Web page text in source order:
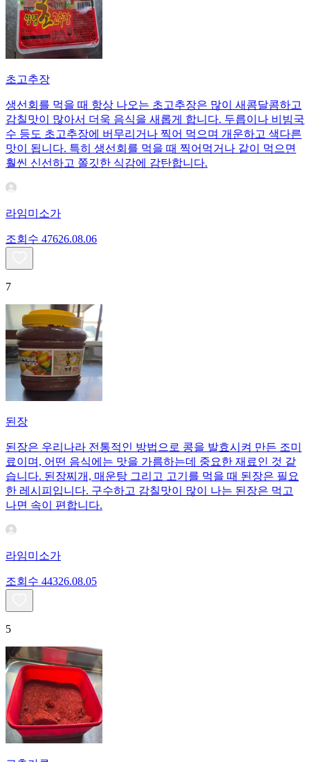
초고추장
생선회를 먹을 때 항상 나오는 초고추장은 많이 새콤달콤하고
감칠맛이 많아서 더욱 음식을 새롭게 합니다. 두릅이나 비빔국
수 등도 초고추장에 버무리거나 찍어 먹으며 개운하고 색다른
맛이 됩니다. 특히 생선회를 먹을 때 찍어먹거나 같이 먹으면
훨씬 신선하고 쫄깃한 식감에 감탄합니다.
라임미소가
조회수 47626.08.06
7
된장
된장은 우리나라 전통적인 방법으로 콩을 발효시켜 만든 조미
료이며, 어떤 음식에는 맛을 가름하는데 중요한 재료인 것 같
습니다. 된장찌개, 매운탕 그리고 고기를 먹을 때 된장은 필요
한 레시피입니다. 구수하고 감칠맛이 많이 나는 된장은 먹고
나면 속이 편합니다.
라임미소가
조회수 44326.08.05
5